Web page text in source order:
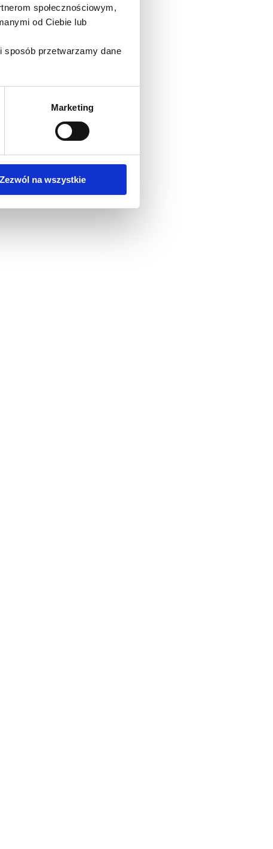
społecznościowym,
od Ciebie lub
sposób przetwarzamy dane
Marketing
Zezwól na wszystkie